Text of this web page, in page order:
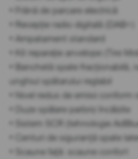
• Frână de parcare electrică
• Recepție radio digitală (DAB+)
• Ampatament standard
• Kit reparație anvelope (Tire
• Banchetă spate fracționabilă,
unghiul spătarului reglabil
• Nivel redus de emisii
• Duze spălare parbriz încălzite
• Sistem SCR (tehnologie
• Centuri de siguranță spate
• Scaune față: scaune confort